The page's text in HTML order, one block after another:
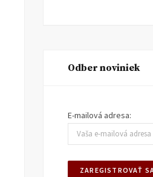
Odber noviniek
E-mailová adresa: